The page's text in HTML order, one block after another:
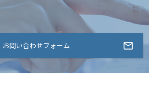
お問い合わせフォーム